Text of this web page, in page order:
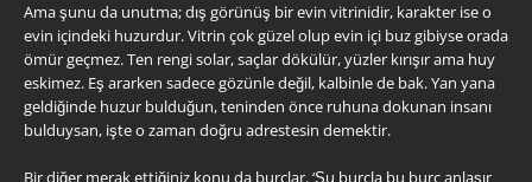
Ama şunu da unutma; dış görünüş bir evin vitrinidir, karakter ise o
evin içindeki huzurdur. Vitrin çok güzel olup evin içi buz gibiyse orada
ömür geçmez. Ten rengi solar, saçlar dökülür, yüzler kırışır ama huy
eskimez. Eş ararken sadece gözünle değil, kalbinle de bak. Yan yana
geldiğinde huzur bulduğun, teninden önce ruhuna dokunan insanı
bulduysan, işte o zaman doğru adrestesin demektir.
Bir diğer merak ettiğiniz konu da burçlar. ‘Şu burçla bu burç anlaşır